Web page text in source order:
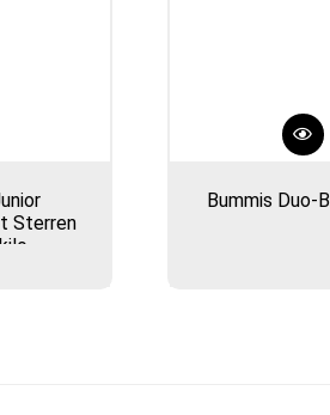
Sterren
Bummis Duo-